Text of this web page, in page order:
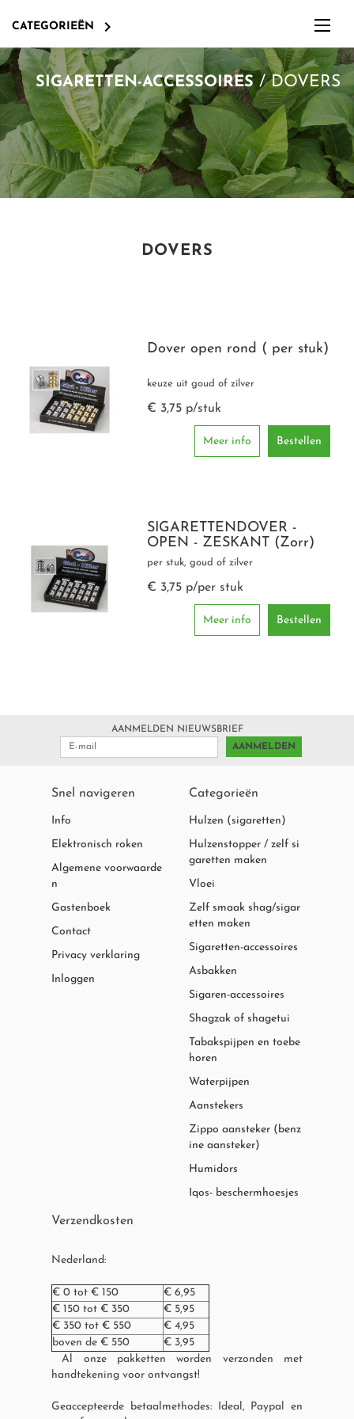
CATEGORIEËN 
FORMULA AANSTEKERS
WEGWERPAANSTEKERS
PIJPAANSTEKERS
GASBUSSEN
SIGARETTEN-ACCESSOIRES /DOVERS
DOVERS
Dover open rond ( per stuk)
keuze uit goud of zilver
€ 3,75 p/stuk
Meer info Bestellen
SIGARETTENDOVER -
OPEN - ZESKANT (Zorr)
per stuk, goud of zilver
€ 3,75 p/per stuk
Meer info Bestellen
AANMELDEN NIEUWSBRIEF
AANMELDEN
Snel navigeren
Info
Elektronisch roken
Algemene voorwaarde
n
Gastenboek
Contact
Privacy verklaring
Inloggen
Categorieën
Hulzen (sigaretten)
Hulzenstopper / zelf si
garetten maken
Vloei
Zelf smaak shag/sigar
etten maken
Sigaretten-accessoires
Asbakken
Sigaren-accessoires
Shagzak of shagetui
Tabakspijpen en toebe
horen
Waterpijpen
Aanstekers
Zippo aansteker (benz
ine aansteker)
Humidors
Iqos- beschermhoesjes
Verzendkosten
Nederland:
€ 0 tot € 150
€ 6,95
€ 150 tot € 350
€ 5,95
€ 350 tot € 550
€ 4,95
boven de € 550
€ 3,95
Al onze pakketten worden verzonden met
handtekening voor ontvangst!
Geaccepteerde betaalmethodes: Ideal, Paypal en